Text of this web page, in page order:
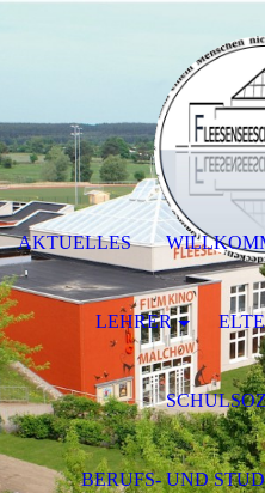
AKTUELLES
LEHRER
BERUFS- UND